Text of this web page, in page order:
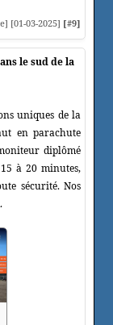
[01-03-2025] [#9]
le sud de la
uniques de la
en parachute
diplômé
à 20 minutes,
sécurité. Nos